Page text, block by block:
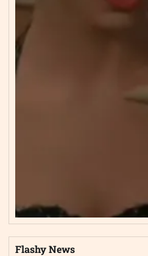
Flashy News